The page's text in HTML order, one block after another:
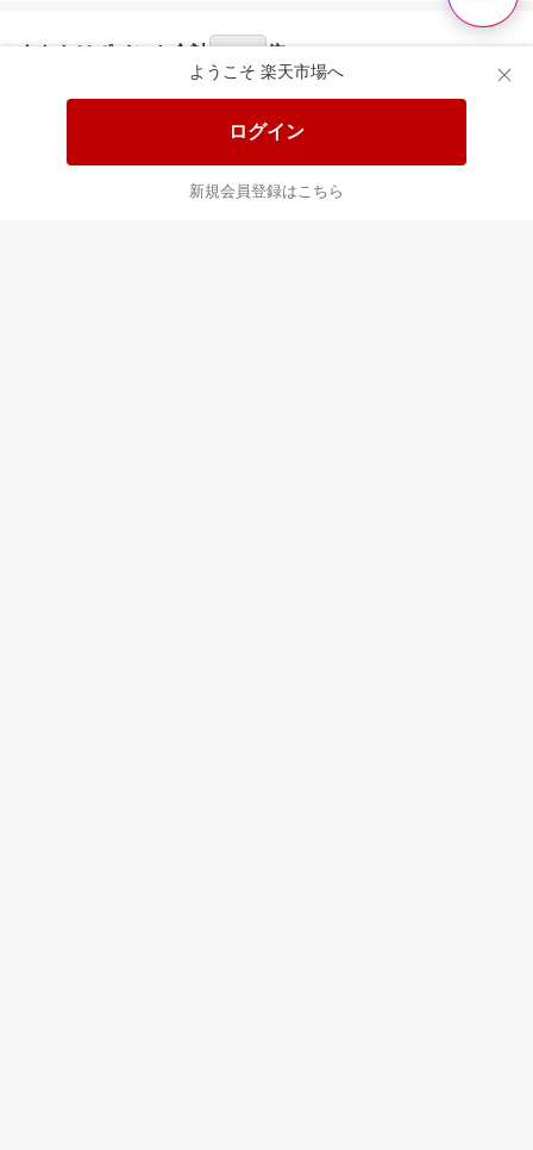
ようこそ 楽天市場へ
ログイン
新規会員登録はこちら
あなたはポイント 合計 倍